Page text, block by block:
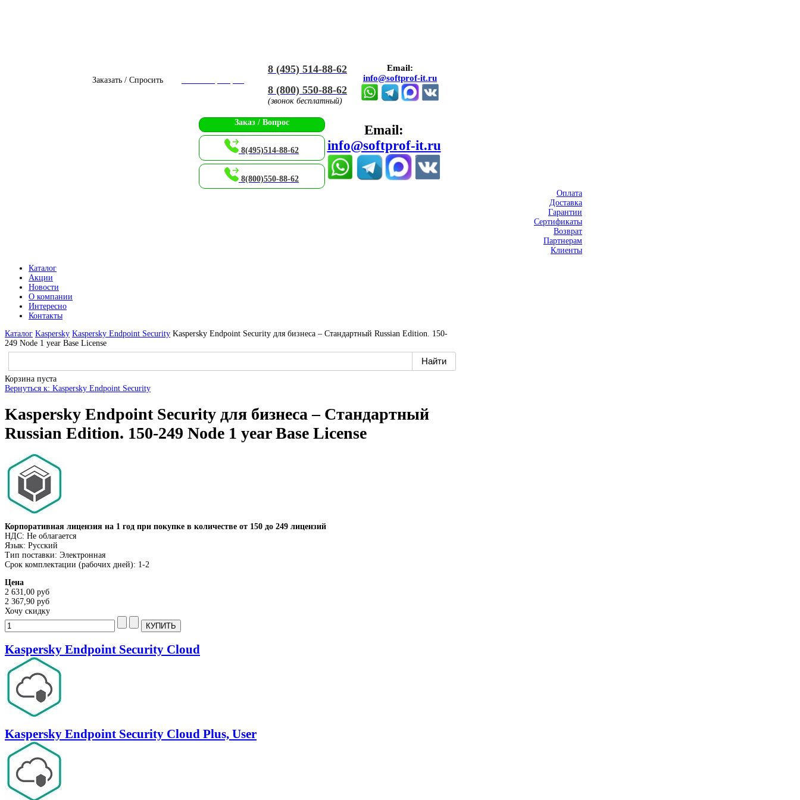
Заказать / Спросить
8 (495) 514-88-62
8 (800) 550-88-62
(звонок бесплатный)
Email:
info@softprof-it.ru
Заказ / Вопрос
8(495)514-88-62
8(800)550-88-62
Email:
info@softprof-it.ru
Оплата
Доставка
Гарантии
Сертификаты
Возврат
Партнерам
Клиенты
Каталог
Акции
Новости
О компании
Интересно
Контакты
Каталог Kaspersky Kaspersky Endpoint Security Kaspersky Endpoint Security для бизнеса – Стандартный Russian Edition. 150-
249 Node 1 year Base License
Корзина пуста
Вернуться к: Kaspersky Endpoint Security
Kaspersky Endpoint Security для бизнеса – Стандартный
Russian Edition. 150-249 Node 1 year Base License
Корпоративная лицензия на 1 год при покупке в количестве от 150 до 249 лицензий
НДС: Не облагается
Язык: Русский
Тип поставки: Электронная
Срок комплектации (рабочих дней): 1-2
Цена
2 631,00 руб
2 367,90 руб
Хочу скидку
Kaspersky Endpoint Security Cloud
Kaspersky Endpoint Security Cloud Plus, User